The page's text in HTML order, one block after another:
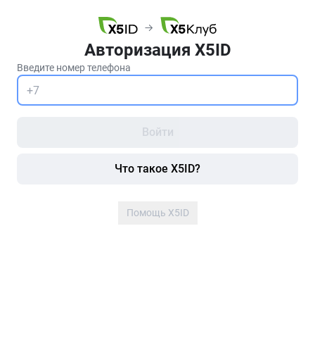
Авторизация X5ID
Введите номер телефона
Войти
Что такое X5ID?
Помощь X5ID